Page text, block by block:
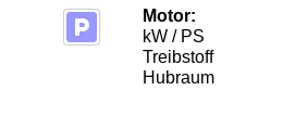
Motor:
kW / PS
Treibstoff
Hubraum